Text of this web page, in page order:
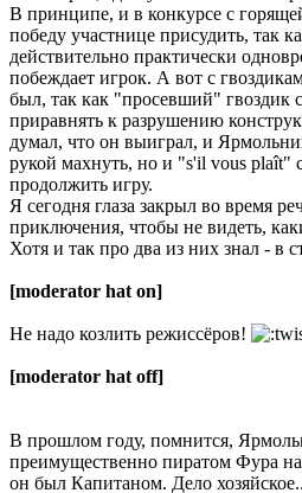
В принципе, и в конкурсе с
победу участнице присудить, так
действительно практически
побеждает игрок. А вот с
был, так как "просевший"
приравнять к разрушению
думал, что он выиграл, и
рукой махнуть, но и "s'il vous plaît"
продолжить игру.
Я сегодня глаза закрыл во время
приключения, чтобы не видеть,
Хотя и так про два из них знал - в
[moderator hat on]
Не надо козлить режиссёров!
[moderator hat off]
В прошлом году, помнится,
преимущественно пиратом Фура
он был Капитаном. Дело